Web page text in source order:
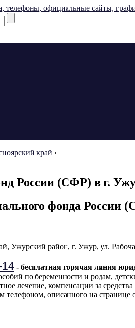
край ›
России (СФР) в г.
фонда России
Ужурский район, г. Ужур, ул.
- бесплатная горячая линия
по беременности и родам,
лечение, компенсации за
телефоном, описанного на странице